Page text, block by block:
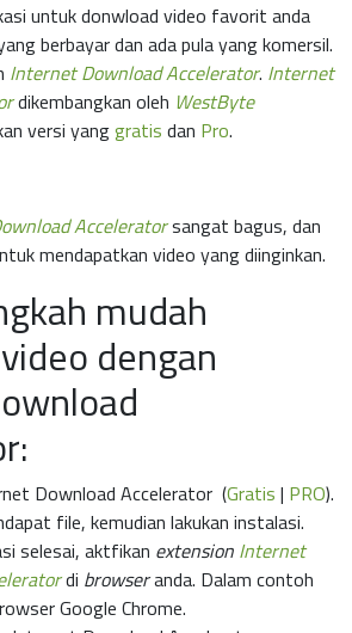
untuk donwload video favorit anda
berbayar dan ada pula yang komersil.
Internet Download Accelerator. Internet
dikembangkan oleh WestByte
versi yanggratis dan Pro.
Acceleratorsangat bagus, dan
mendapatkan video yang diinginkan.
mudah
dengan
Download Accelerator (Gratis | PRO).
file, kemudian lakukan instalasi.
selesai, aktfikan extension Internet
di browseranda. Dalam contoh
Google Chrome.